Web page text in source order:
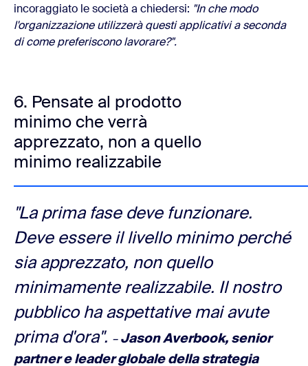
incoraggiato le società a chiedersi: "In che modo
l'organizzazione utilizzerà questi applicativi a seconda
di come preferiscono lavorare?".
6. Pensate al prodotto
minimo che verrà
apprezzato, non a quello
minimo realizzabile
"La prima fase deve funzionare.
Deve essere il livello minimo perché
sia apprezzato, non quello
minimamente realizzabile. Il nostro
pubblico ha aspettative mai avute
prima d'ora". –Jason Averbook, senior
partner e leader globale della strategia